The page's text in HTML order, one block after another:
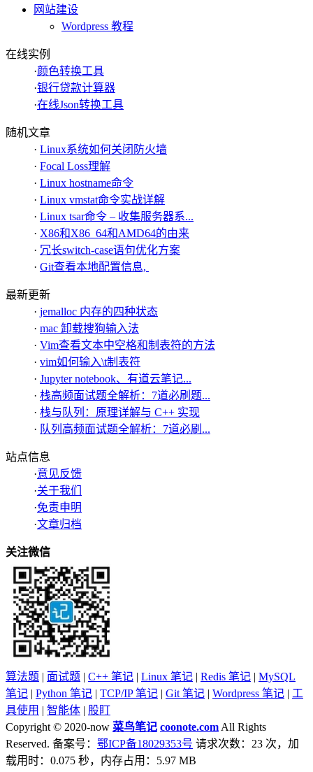
网站建设
Wordpress 教程
在线实例
·颜色转换工具
·银行贷款计算器
·在线Json转换工具
随机文章
· Linux系统如何关闭防火墙
· Focal Loss理解
· Linux hostname命令
· Linux vmstat命令实战详解
· Linux tsar命令 – 收集服务器系...
· X86和X86_64和AMD64的由来
· 冗长switch-case语句优化方案
· Git查看本地配置信息,
最新更新
· jemalloc 内存的四种状态
· mac 卸载搜狗输入法
· Vim查看文本中空格和制表符的方法
· vim如何输入\t制表符
· Jupyter notebook、有道云笔记...
· 栈高频面试题全解析：7道必刷题...
· 栈与队列：原理详解与 C++ 实现
· 队列高频面试题全解析：7道必刷...
站点信息
·意见反馈
·关于我们
·免责申明
·文章归档
关注微信
算法题 | 面试题 | C++ 笔记 | Linux 笔记 | Redis 笔记 | MySQL
笔记 | Python 笔记 | TCP/IP 笔记 | Git 笔记 | Wordpress 笔记 | 工
具使用 | 智能体 | 股盯
Copyright © 2020-now 菜鸟笔记 coonote.com All Rights
Reserved. 备案号： 鄂ICP备18029353号 请求次数：23 次，加
载用时：0.075 秒，内存占用：5.97 MB